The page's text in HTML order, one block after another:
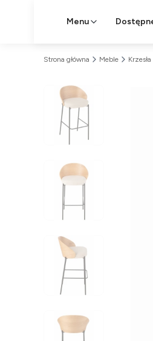
Menu
Strona główna Meble Krzesła